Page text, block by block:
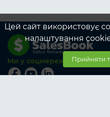
Ми у соцмережах
Цей сайт використовує
налаштування
Прийняти